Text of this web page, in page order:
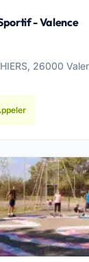
- Valence
26000